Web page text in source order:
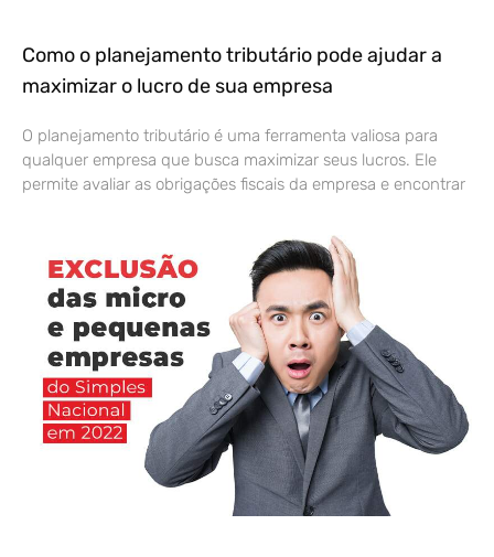
Como o planejamento tributário pode ajudar a
maximizar o lucro de sua empresa
O planejamento tributário é uma ferramenta valiosa para
qualquer empresa que busca maximizar seus lucros. Ele
permite avaliar as obrigações fiscais da empresa e encontrar